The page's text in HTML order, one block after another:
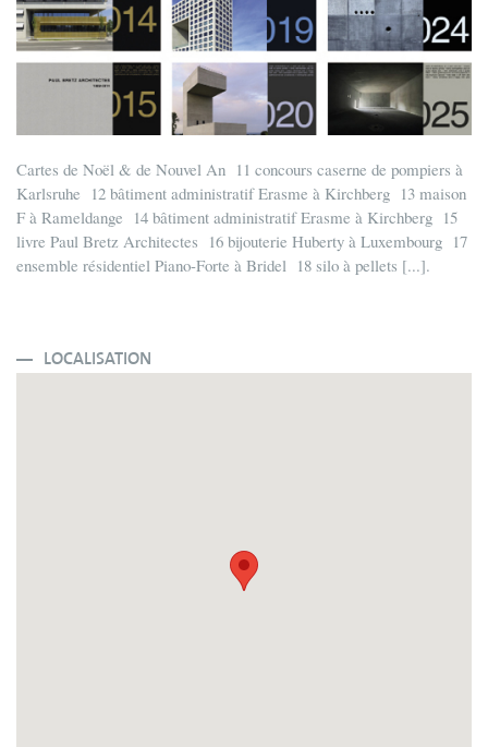
Cartes de Noël & de Nouvel An 11 concours caserne de pompiers à
Karlsruhe 12 bâtiment administratif Erasme à Kirchberg 13 maison
F à Rameldange 14 bâtiment administratif Erasme à Kirchberg 15
livre Paul Bretz Architectes 16 bijouterie Huberty à Luxembourg 17
ensemble résidentiel Piano-Forte à Bridel 18 silo à pellets [...].
LOCALISATION